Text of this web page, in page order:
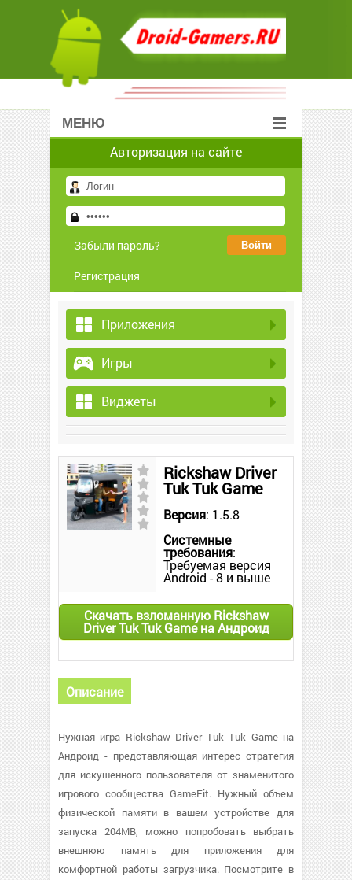
МЕНЮ
Авторизация на сайте
Забыли пароль?
Регистрация
Приложения
Игры
Виджеты
Rickshaw Driver
Tuk Tuk Game
Версия: 1.5.8
Системные
требования:
Требуемая версия
Android - 8 и выше
Скачать взломанную Rickshaw
Driver Tuk Tuk Game на Андроид
Описание
Нужная игра Rickshaw Driver Tuk Tuk Game на
Андроид - представляющая интерес стратегия
для искушенного пользователя от знаменитого
игрового сообщества GameFit. Нужный объем
физической памяти в вашем устройстве для
запуска 204MB, можно попробовать выбрать
внешнюю память для приложения для
комфортной работы загрузчика. Посмотрите в